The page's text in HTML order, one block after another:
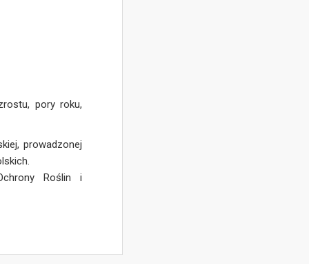
pory roku,
prowadzonej
Roślin i